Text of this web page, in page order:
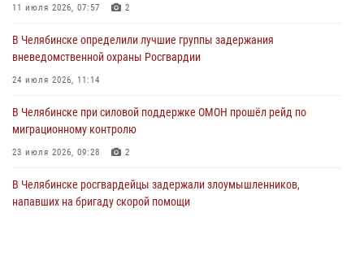
30 июля 2026, 10:53
11 июля 2026, 07:57 2
В Челябинске определили лучшие группы задержания
вневедомственной охраны Росгвардии
24 июля 2026, 11:14
В Челябинске при силовой поддержке ОМОН прошёл рейд по
миграционному контролю
23 июля 2026, 09:28 2
В Челябинске росгвардейцы задержали злоумышленников,
напавших на бригаду скорой помощи